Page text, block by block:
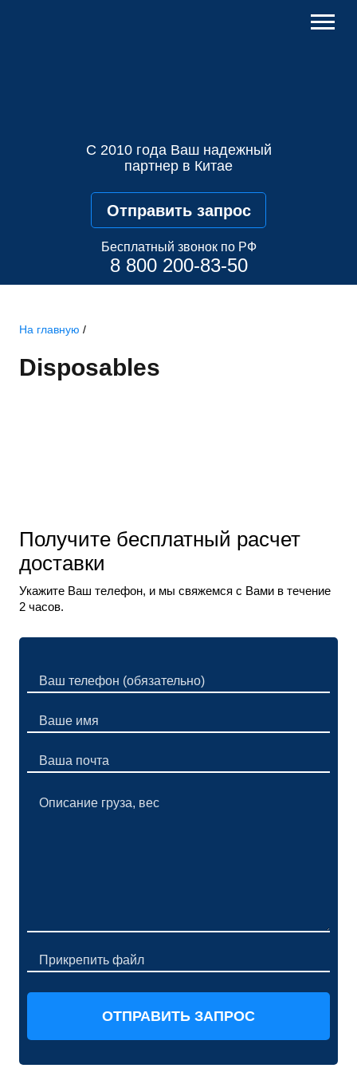
С 2010 года Ваш надежный
партнер в Китае
Отправить запрос
Бесплатный звонок по РФ
8 800 200-83-50
На главную /
Disposables
Получите бесплатный расчет
доставки
Укажите Ваш телефон, и мы свяжемся с Вами в течение
2 часов.
Прикрепить файл